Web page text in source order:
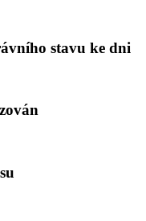
stavu ke dni